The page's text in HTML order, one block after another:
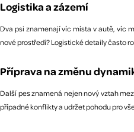
Logistika a zázemí
Dva psi znamenají víc místa v autě, víc
nové prostředí? Logistické detaily často
Příprava na změnu
Další pes znamená nejen nový vztah
případné konflikty a udržet pohodu pro